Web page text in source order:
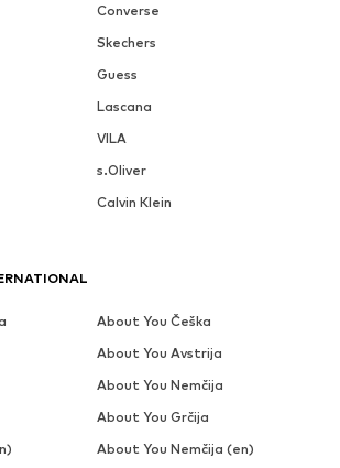
Converse
Skechers
Guess
Lascana
VILA
s.Oliver
Calvin Klein
About You Češka
About You Avstrija
About You Nemčija
About You Grčija
About You Nemčija (en)